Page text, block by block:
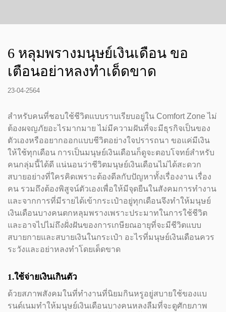
6 หลุมพรางมนุษย์เงินเดือน ขอ
เตือนอย่าหลงทำเด็ดขาด
23-04-2564
สำหรับคนที่ชอบใช้ชีวิตแบบราบเรียบอยู่ใน Comfort Zone ไม่
ต้องผจญภัยอะไรมากมาย ไม่มีความฝันที่จะมีธุรกิจเป็นของ
ตัวเองหรืออยากออกแบบชีวิตอย่างใจปรารถนา ขอแค่มีเงิน
ให้ใช้ทุกเดือน การเป็นมนุษย์เงินเดือนก็ดูจะตอบโจทย์สำหรับ
คนกลุ่มนี้ได้ดี แน่นอนว่าชีวิตมนุษย์เงินเดือนไม่ได้สะดวก
สบายอย่างที่ใครคิดเพราะต้องดีลกับปัญหาทั้งเรื่องงาน เรื่อง
คน รวมถึงต้องพิสูจน์ตัวเองเพื่อให้มีจุดยืนในสังคมการทำงาน
และจากการที่มีรายได้เข้ากระเป๋าอยู่ทุกเดือนจึงทำให้มนุษย์
เงินเดือนบางคนตกหลุมพรางเพราะประมาทในการใช้ชีวิต
และอาจไปไม่ถึงฝั่งฝันของการเกษียณอายุที่จะมีชีวิตแบบ
สบายกายและสบายเงินในกระเป๋า อะไรที่มนุษย์เงินเดือนควร
ระวังและอย่าหลงทำโดยเด็ดขาด
1.ใช้จ่ายเงินเกินตัว
ด้วยสภาพสังคมในที่ทำงานที่นิยมกินหรูอยู่สบายใช้ของแบ
รนด์เนมทำให้มนุษย์เงินเดือนบางคนหลงลืมที่จะดูศักยภาพ